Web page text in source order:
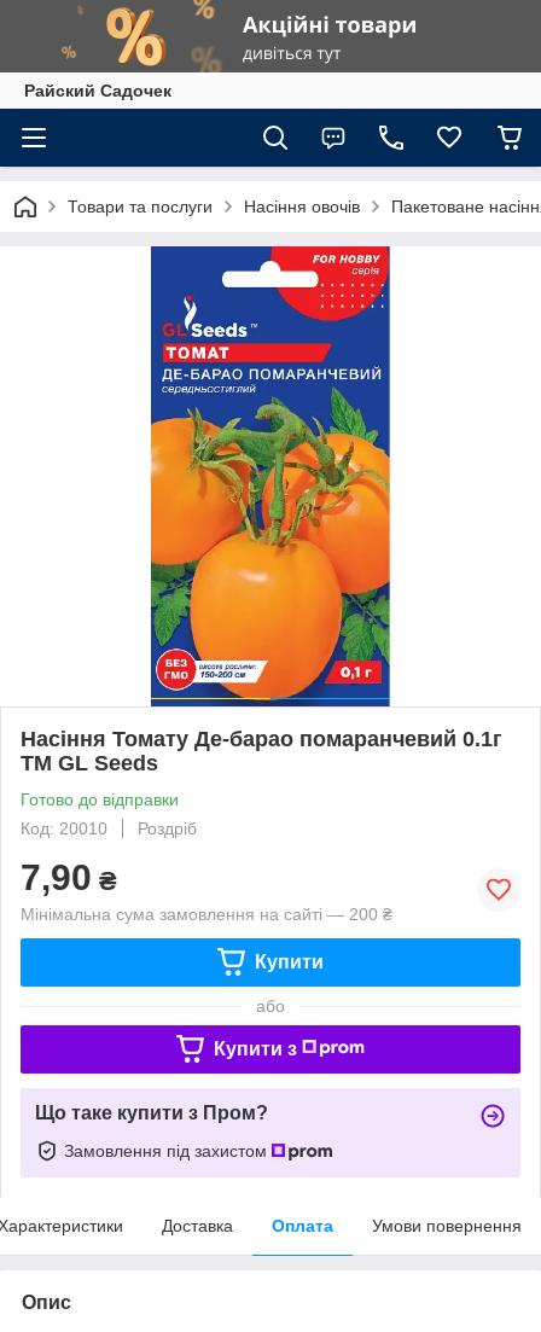
Райский Садочек
Товари та послуги Насіння овочів Пакетоване
Насіння Томату Де-барао помаранчевий 0.1г
TM GL Seeds
Готово до відправки
Код: 20010
Роздріб
7,90 ₴
Мінімальна сума замовлення на сайті — 200 ₴
Купити
або
Купити з
Що таке купити з Пром?
Замовлення під захистом
Доставка Оплата Умови повернення
Опис